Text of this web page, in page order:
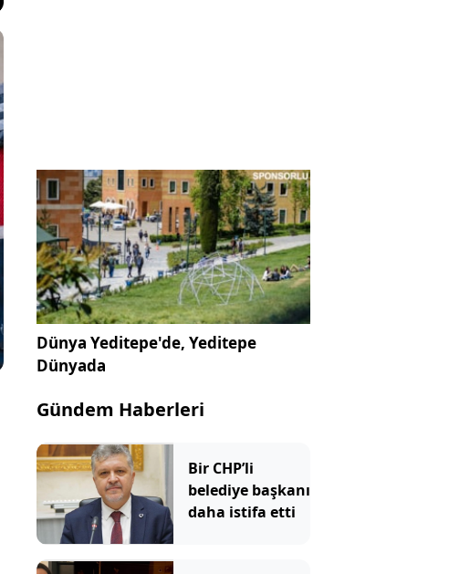
Dünya Yeditepe'de, Yeditepe
Dünyada
Gündem Haberleri
Bir CHP’li
belediye başkanı
daha istifa etti